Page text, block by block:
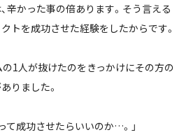
辛かった事の倍あります。そう言える
トを成功させた経験をしたからです。
1人が抜けたのをきっかけにその方の
りました。
て成功させたらいいのか…。」